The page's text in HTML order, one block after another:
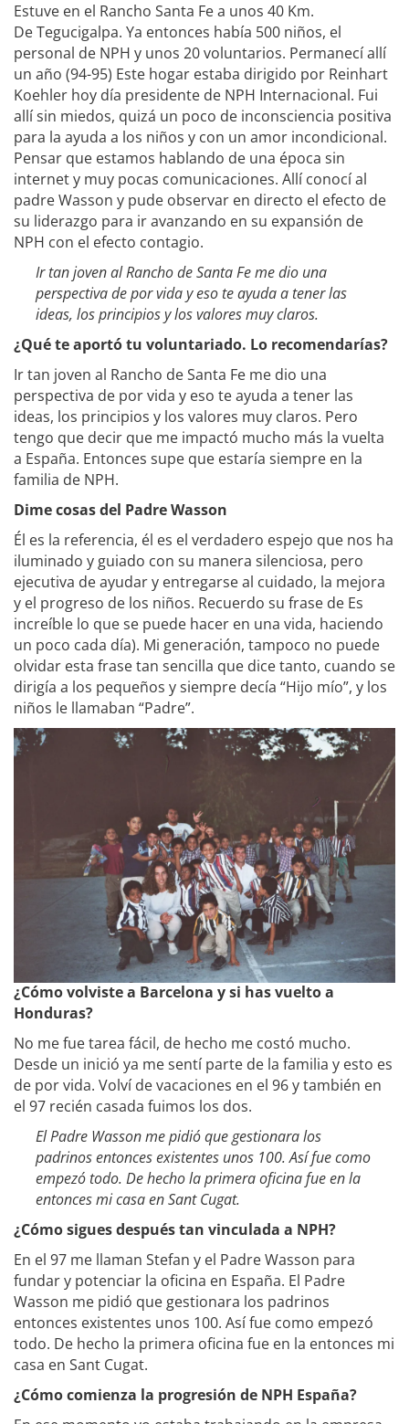
Estuve en el Rancho Santa Fe a unos 40 Km.
De Tegucigalpa. Ya entonces había 500 niños, el
personal de NPH y unos 20 voluntarios. Permanecí allí
un año (94-95) Este hogar estaba dirigido por Reinhart
Koehler hoy día presidente de NPH Internacional. Fui
allí sin miedos, quizá un poco de inconsciencia positiva
para la ayuda a los niños y con un amor incondicional.
Pensar que estamos hablando de una época sin
internet y muy pocas comunicaciones. Allí conocí al
padre Wasson y pude observar en directo el efecto de
su liderazgo para ir avanzando en su expansión de
NPH con el efecto contagio.
Ir tan joven al Rancho de Santa Fe me dio una
perspectiva de por vida y eso te ayuda a tener las
ideas, los principios y los valores muy claros.
¿Qué te aportó tu voluntariado. Lo recomendarías?
Ir tan joven al Rancho de Santa Fe me dio una
perspectiva de por vida y eso te ayuda a tener las
ideas, los principios y los valores muy claros. Pero
tengo que decir que me impactó mucho más la vuelta
a España. Entonces supe que estaría siempre en la
familia de NPH.
Dime cosas del Padre Wasson
Él es la referencia, él es el verdadero espejo que nos ha
iluminado y guiado con su manera silenciosa, pero
ejecutiva de ayudar y entregarse al cuidado, la mejora
y el progreso de los niños. Recuerdo su frase de Es
increíble lo que se puede hacer en una vida, haciendo
un poco cada día). Mi generación, tampoco no puede
olvidar esta frase tan sencilla que dice tanto, cuando se
dirigía a los pequeños y siempre decía “Hijo mío”, y los
niños le llamaban “Padre”.
¿Cómo volviste a Barcelona y si has vuelto a
Honduras?
No me fue tarea fácil, de hecho me costó mucho.
Desde un inició ya me sentí parte de la familia y esto es
de por vida. Volví de vacaciones en el 96 y también en
el 97 recién casada fuimos los dos.
El Padre Wasson me pidió que gestionara los
padrinos entonces existentes unos 100. Así fue como
empezó todo. De hecho la primera oficina fue en la
entonces mi casa en Sant Cugat.
¿Cómo sigues después tan vinculada a NPH?
En el 97 me llaman Stefan y el Padre Wasson para
fundar y potenciar la oficina en España. El Padre
Wasson me pidió que gestionara los padrinos
entonces existentes unos 100. Así fue como empezó
todo. De hecho la primera oficina fue en la entonces mi
casa en Sant Cugat.
¿Cómo comienza la progresión de NPH España?